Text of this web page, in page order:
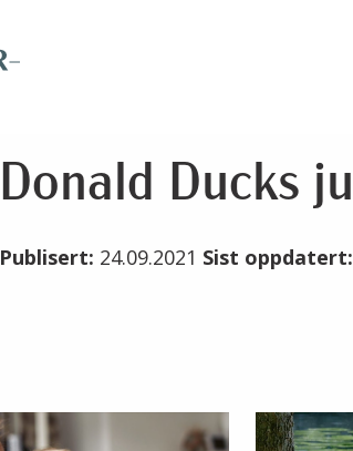
Donald Ducks
Publisert: 24.09.2021 Sist oppdatert: